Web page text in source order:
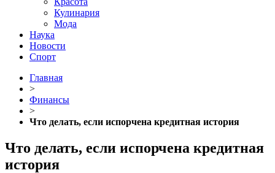
Кулинария
Мода
Наука
Новости
Спорт
Главная
>
Финансы
>
Что делать, если испорчена кредитная история
Что делать, если испорчена кредитная
история